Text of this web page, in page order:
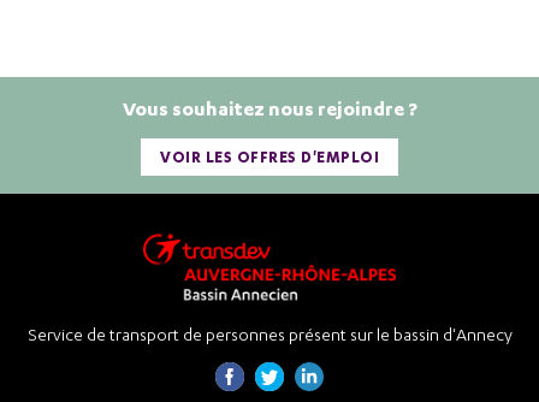
Vous souhaitez nous rejoindre ?
VOIR LES OFFRES D'EMPLOI
Service de transport de personnes présent sur le bassin d'Annecy